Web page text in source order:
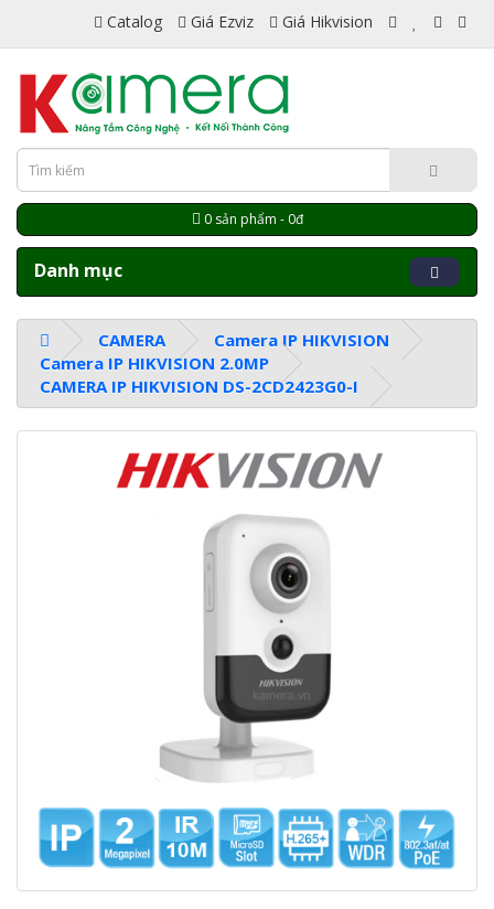
Catalog Giá Ezviz Giá Hikvision
0 sản phẩm - 0đ
Danh mục
CAMERA
Camera IP HIKVISION
Camera IP HIKVISION 2.0MP
CAMERA IP HIKVISION DS-2CD2423G0-I